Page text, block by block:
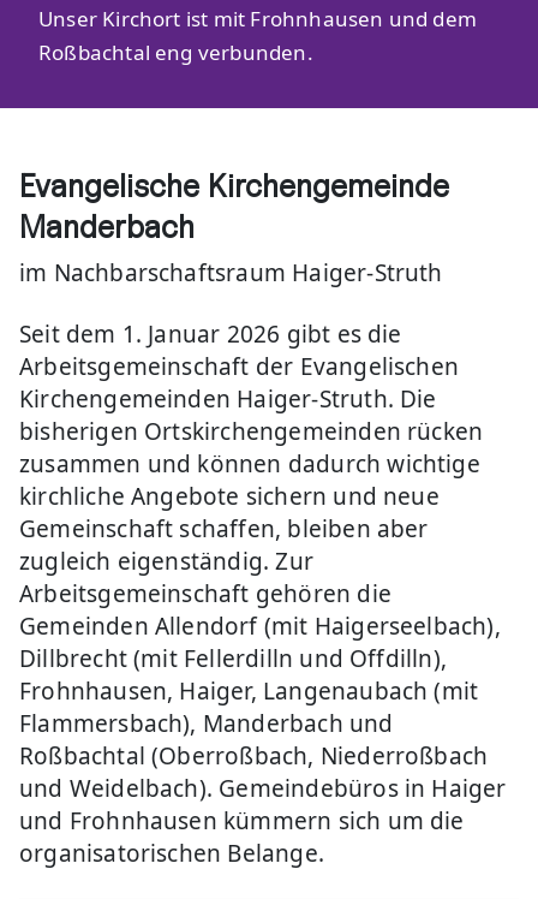
Unser Kirchort ist mit Frohnhausen und dem
Roßbachtal eng verbunden.
Evangelische Kirchengemeinde
Manderbach
im Nachbarschaftsraum Haiger-Struth
Seit dem 1. Januar 2026 gibt es die
Arbeitsgemeinschaft der Evangelischen
Kirchengemeinden Haiger-Struth. Die
bisherigen Ortskirchengemeinden rücken
zusammen und können dadurch wichtige
kirchliche Angebote sichern und neue
Gemeinschaft schaffen, bleiben aber
zugleich eigenständig. Zur
Arbeitsgemeinschaft gehören die
Gemeinden Allendorf (mit Haigerseelbach),
Dillbrecht (mit Fellerdilln und Offdilln),
Frohnhausen, Haiger, Langenaubach (mit
Flammersbach), Manderbach und
Roßbachtal (Oberroßbach, Niederroßbach
und Weidelbach). Gemeindebüros in Haiger
und Frohnhausen kümmern sich um die
organisatorischen Belange.